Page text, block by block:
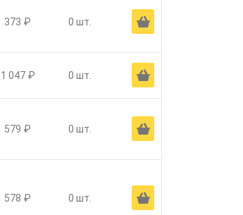
373 ₽ 0 шт. Ä
1 047 ₽ 0 шт. Ä
579 ₽ 0 шт. Ä
578 ₽ 0 шт. Ä